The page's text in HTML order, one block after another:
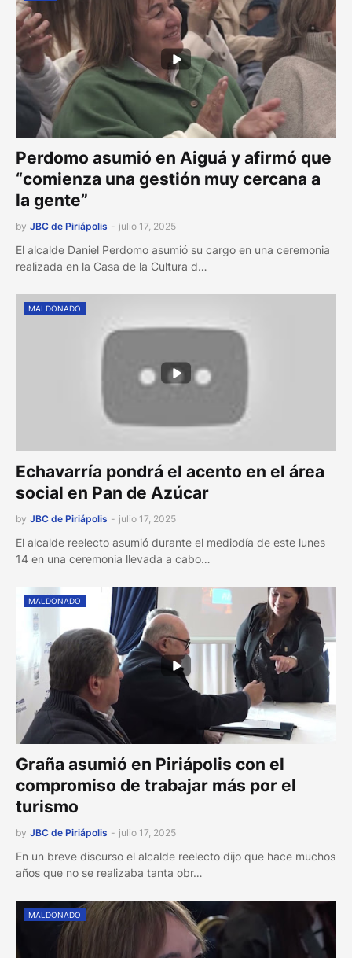
Perdomo asumió en Aiguá y afirmó que
“comienza una gestión muy cercana a
la gente”
by JBC de Piriápolis - julio 17, 2025
El alcalde Daniel Perdomo asumió su cargo en una ceremonia
realizada en la Casa de la Cultura d…
MALDONADO
Echavarría pondrá el acento en el área
social en Pan de Azúcar
by JBC de Piriápolis - julio 17, 2025
El alcalde reelecto asumió durante el mediodía de este lunes
14 en una ceremonia llevada a cabo…
MALDONADO
Graña asumió en Piriápolis con el
compromiso de trabajar más por el
turismo
by JBC de Piriápolis - julio 17, 2025
En un breve discurso el alcalde reelecto dijo que hace muchos
años que no se realizaba tanta obr…
MALDONADO